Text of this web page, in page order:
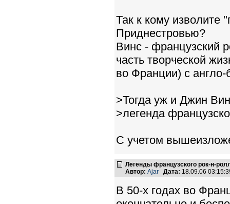
Так к кому изволите
Приднестровью?
Винс - французский
часть творческой
во Франции) с
>Тогда уж и Джин
>легенда
С учетом
Легенды французского рок-н-
Автор: Ajar Дата: 18.09.06
В 50-х годах во